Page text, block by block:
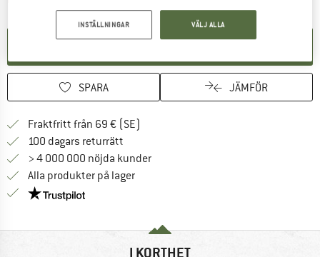
SPARA JÄMFÖR
Fraktfritt från 69 € (SE)
100 dagars returrätt
> 4 000 000 nöjda kunder
Alla produkter på lager
Trust Pilot-garanti - hitta all information här!
I KORTHET
INSTÄLLNINGAR VÄLJ ALLA